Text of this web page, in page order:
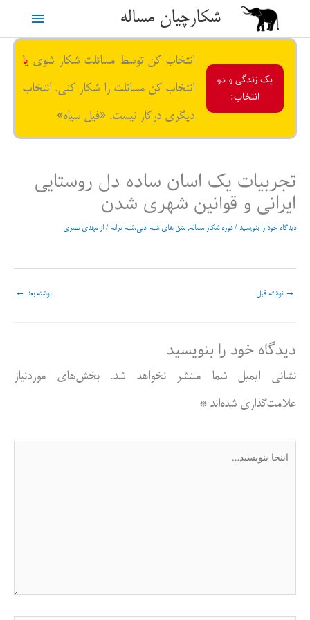
محتوا
شکارچیان مساله
فهرست
یک زندگی و دو
انتخاب:
انتخاب کن توسط مسائلت شکار شوی یا
انتخاب کن مسائلت را شکار کنی. انتخاب
دیگری درکار نیست. «فیل سیاه»
تجربیات یک اسان ساده دل روستایی
ایرانی و قوانین شهری شدن
دیدگاه‌ خود را بنویسید /دوره شکار مساله,متن های شبه ادبی،شبه ترانه / از مهدی نصری
→ نوشته قبل نوشته بعد ←
دیدگاه‌ خود را بنویسید
نشانی ایمیل شما منتشر نخواهد شد.
بخش‌های موردنیاز
علامت‌گذاری شده‌اند*